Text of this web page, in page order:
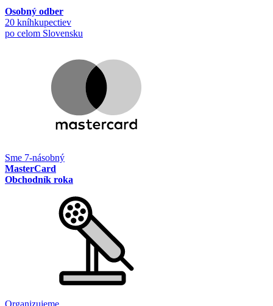
Osobný odber
20 kníhkupectiev
po celom Slovensku
Sme 7-násobný
MasterCard
Obchodník roka